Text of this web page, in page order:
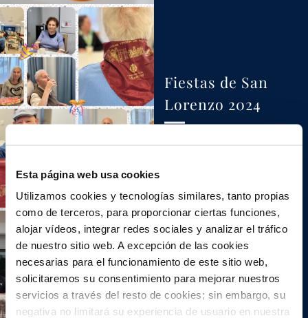
Esta página web usa cookies
Utilizamos cookies y tecnologías similares, tanto propias
como de terceros, para proporcionar ciertas funciones,
alojar vídeos, integrar redes sociales y analizar el tráfico
de nuestro sitio web. A excepción de las cookies
necesarias para el funcionamiento de este sitio web,
solicitaremos su consentimiento para mejorar nuestros
servicios a través del resto de cookies; sin embargo, su
negativa no limitará su experiencia de usuario en nuestra
Fiestas de San
Lorenzo 2024
Somos sede del XI
Concurso de
pintura rápida «La